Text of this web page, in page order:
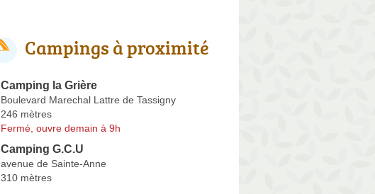
Campings à proximité
Camping la Grière
Boulevard Marechal Lattre de Tassigny
246 mètres
Fermé, ouvre demain à 9h
Camping G.C.U
avenue de Sainte-Anne
310 mètres